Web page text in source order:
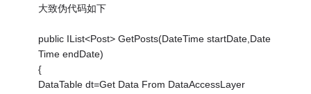
大致伪代码如下
public IList<Post> GetPosts(DateTime startDate,Date
Time endDate)
{
DataTable dt=Get Data From DataAccessLayer